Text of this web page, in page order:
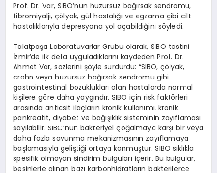
Prof. Dr. Var, SIBO’nun huzursuz bağırsak sendromu,
fibromiyalji, çölyak, gül hastalığı ve egzama gibi cilt
hastalıklarıyla depresyona yol açabildiğini söyledi.
Talatpaşa Laboratuvarlar Grubu olarak, SIBO testini
İzmir’de ilk defa uyguladıklarını kaydeden Prof. Dr.
Ahmet Var, sözlerini şöyle sürdürdü: “SIBO, çölyak,
crohn veya huzursuz bağırsak sendromu gibi
gastrointestinal bozuklukları olan hastalarda normal
kişilere göre daha yaygındır. SIBO için risk faktörleri
arasında antiasit ilaçların kronik kullanımı, kronik
pankreatit, diyabet ve bağışıklık sisteminin zayıflaması
sayılabilir. SIBO’nun bakteriyel çoğalmaya karşı bir veya
daha fazla savunma mekanizmasının zayıflamaya
başlamasıyla geliştiği ortaya konmuştur. SIBO sıklıkla
spesifik olmayan sindirim bulguları içerir. Bu bulgular,
besinlerle alınan bazı karbonhidratların bakterilerce